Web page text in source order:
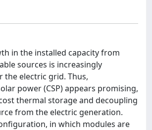
in the installed capacity from
sources is increasingly
the electric grid. Thus,
power (CSP) appears promising,
thermal storage and decoupling
from the electric generation.
in which modules are